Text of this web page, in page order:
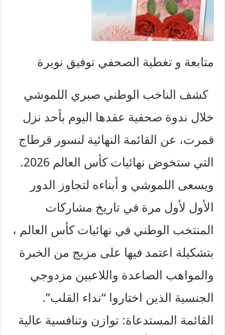
متابعة و تغطية الصحفي توفيق نويرة
كشف الناخب الوطني صبري اللموشي
خلال ندوة صحفية عقدها اليوم بأحد نزل
قمرت، عن القائمة النهائية لنسور قرطاج
التي ستخوض نهائيات كأس العالم 2026.
ويسعى اللموشي و أبناءه لتجاوز الدور
الأول لأول مرة في تاريخ مشاركات
المنتخب الوطني في نهائيات كأس العالم ،
بتشكيلة اعتمد فيها على مزيج من الخبرة
والمواهب الصاعدة واللاعبين مزدوجي
الجنسية الذين اختاروا “نداء القلب”. ​
القائمة المستدعاة: توازن وتنافسية عالية ​